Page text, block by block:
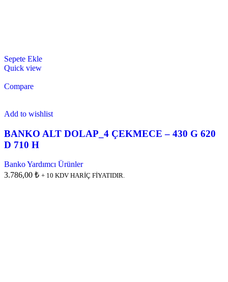
Sepete Ekle
Quick view
Compare
Add to wishlist
BANKO ALT DOLAP_4 ÇEKMECE – 430 G 620
D 710 H
Banko Yardımcı Ürünler
3.786,00 ₺ + 10 KDV HARİÇ FİYATIDIR.